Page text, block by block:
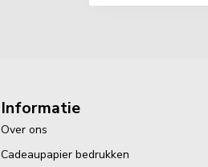
Informatie
Over ons
Cadeaupapier bedrukken